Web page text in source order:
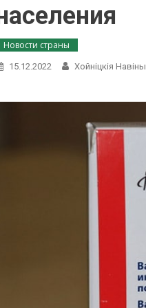
Новости страны
15.12.2022 Хойнiцкiя Навiны